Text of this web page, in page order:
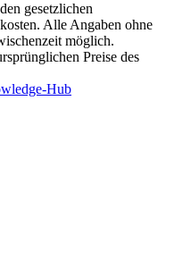
gesetzlichen
Alle Angaben ohne
möglich.
Preise des
Hub